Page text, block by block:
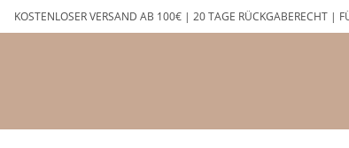
Zum
Inhalt
KOSTENLOSER VERSAND AB 100€ | 20 TAGE RÜCKGABERECHT |